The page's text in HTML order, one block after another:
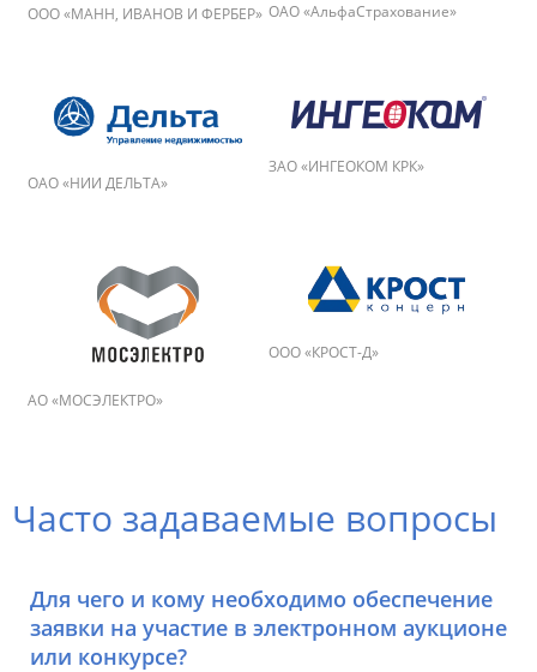
ООО «МАНН, ИВАНОВ И ФЕРБЕР» ОАО «АльфаСтрахование»
ОАО «НИИ ДЕЛЬТА»
ЗАО «ИНГЕОКОМ КРК»
АО «МОСЭЛЕКТРО»
ООО «КРОСТ-Д»
Часто задаваемые вопросы
Для чего и кому необходимо обеспечение
заявки на участие в электронном аукционе
или конкурсе?